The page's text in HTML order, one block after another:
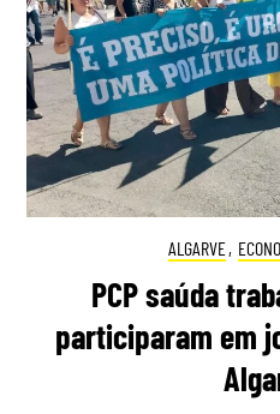
ALGARVE,
PCP saúda
participaram em